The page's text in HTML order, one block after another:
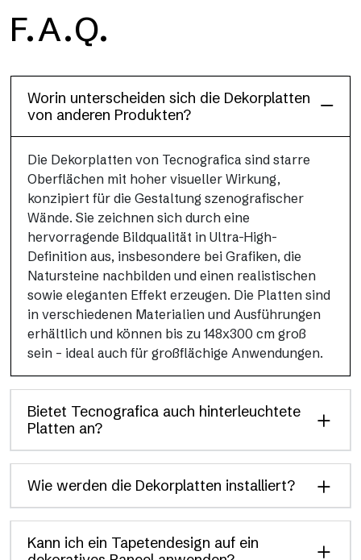
F.A.Q.
Worin unterscheiden sich die Dekorplatten
von anderen Produkten?
Die Dekorplatten von Tecnografica sind starre
Oberflächen mit hoher visueller Wirkung,
konzipiert für die Gestaltung szenografischer
Wände. Sie zeichnen sich durch eine
hervorragende Bildqualität in Ultra-High-
Definition aus, insbesondere bei Grafiken, die
Natursteine nachbilden und einen realistischen
sowie eleganten Effekt erzeugen. Die Platten sind
in verschiedenen Materialien und Ausführungen
erhältlich und können bis zu 148x300 cm groß
sein – ideal auch für großflächige Anwendungen.
Bietet Tecnografica auch hinterleuchtete
Platten an?
Wie werden die Dekorplatten installiert?
Kann ich ein Tapetendesign auf ein